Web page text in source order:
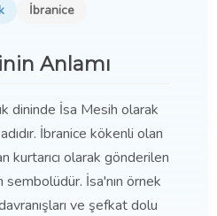
İbranice
Anlamı
dininde İsa Mesih olarak
İbranice kökenli olan
kurtarıcı olarak gönderilen
İsa'nın örnek
ve şefkat dolu